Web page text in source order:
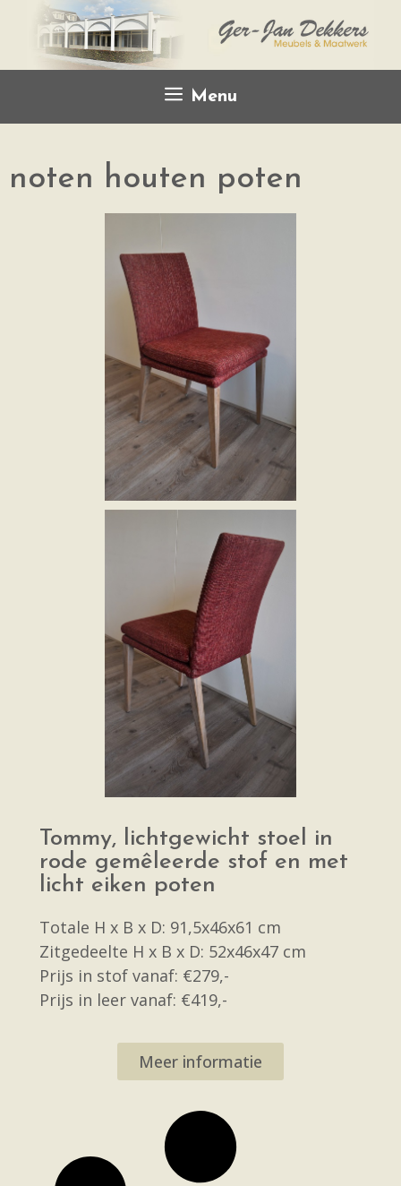
Menu
noten houten poten
Tommy, lichtgewicht stoel in
rode gemêleerde stof en met
licht eiken poten
Totale H x B x D: 91,5x46x61 cm
Zitgedeelte H x B x D: 52x46x47 cm
Prijs in stof vanaf: €279,-
Prijs in leer vanaf: €419,-
Meer informatie